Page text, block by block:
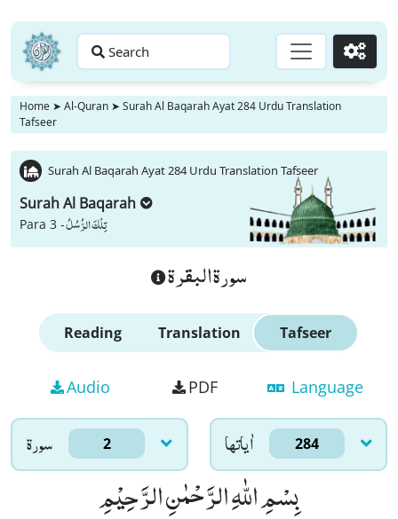
Search Go
Home ➤ Al-Quran ➤ Surah Al Baqarah Ayat 284 Urdu Translation
Tafseer
Surah Al Baqarah Ayat 284 Urdu Translation Tafseer
Surah Al Baqarah
Para 3 -تِلْكَ الرُّسُلُ
سورة البقرة
Reading Translation Tafseer
Audio PDF Language
سورۃ 2 اٰياتها 284
بِسْمِ اللّٰهِ الرَّحْمٰنِ الرَّحِیْمِ